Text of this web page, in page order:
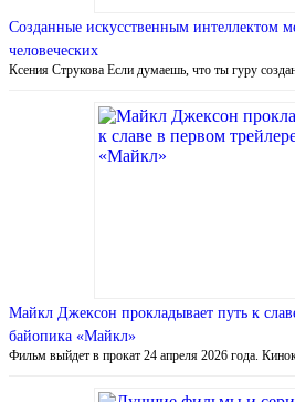
Созданные искусственным интеллектом
человеческих
Ксения Струкова Если думаешь, что ты гуру
Майкл Джексон прокладывает путь к
байопика «Майкл»
Фильм выйдет в прокат 24 апреля 2026 года.